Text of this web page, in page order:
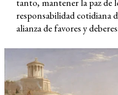
tanto, mantener la paz de
responsabilidad cotidiana
alianza de favores y